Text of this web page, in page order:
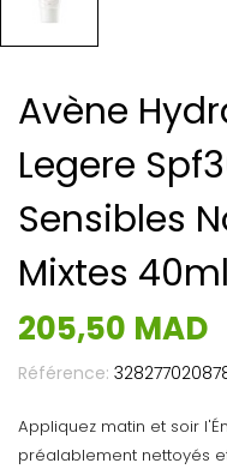
Avène
Legere
Sensibles
Mixtes 40ml
205,50 MAD
Référence:
Appliquez matin et soir
préalablement nettoyés